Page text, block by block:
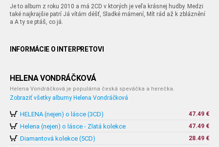
Je to album z roku 2010 a má 2CD v ktorých je veľa krásnej hudby. Medzi
také najkrajšie patrí Já vítám déšť, Sladké mámení, Mít rád až k zbláznění
a A ty se ptáš, co já.
INFORMÁCIE O INTERPRETOVI
HELENA VONDRÁČKOVÁ
Helena Vondráčková je populárna česká speváčka a herečka.
Zobraziť všetky albumy Helena Vondráčková
HELENA (nejen) o lásce (3CD) 47.49 €
Helena (nejen) o lásce - Zlatá kolekce 47.49 €
Diamantová kolekce (5CD) 28.49 €